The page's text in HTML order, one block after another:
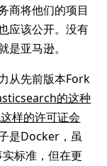
商将他们的项目
应该公开。没有
亚马逊。
从先前版本Fork
的这种
样的许可证会
是Docker，虽
标准，但在更